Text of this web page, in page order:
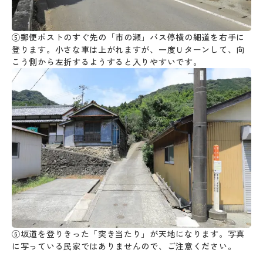
⑤郵便ポストのすぐ先の「市の瀬」バス停横の細道を右手に
登ります。小さな車は上がれますが、一度Ｕターンして、向
こう側から左折するようすると入りやすいです。
⑥坂道を登りきった「突き当たり」が天地になります。写真
に写っている民家ではありませんので、ご注意ください。